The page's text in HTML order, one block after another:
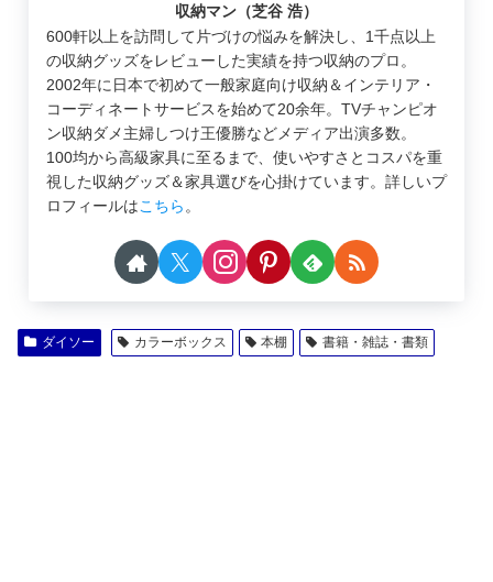
収納マン（芝谷 浩）
600軒以上を訪問して片づけの悩みを解決し、1千点以上
の収納グッズをレビューした実績を持つ収納のプロ。
2002年に日本で初めて一般家庭向け収納＆インテリア・
コーディネートサービスを始めて20余年。TVチャンピオ
ン収納ダメ主婦しつけ王優勝などメディア出演多数。
100均から高級家具に至るまで、使いやすさとコスパを重
視した収納グッズ＆家具選びを心掛けています。詳しいプ
ロフィールはこちら。
ダイソー カラーボックス 本棚 書籍・雑誌・書類